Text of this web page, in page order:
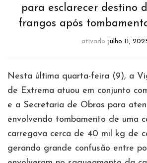
para esclarecer destino
frangos após
ativado julho 11,
Nesta última quarta-feira (9), a
de Extrema atuou em conjunto
e a Secretaria de Obras para
envolvendo tombamento de uma
carregava cerca de 40 mil kg de
gerando grande confusão entre